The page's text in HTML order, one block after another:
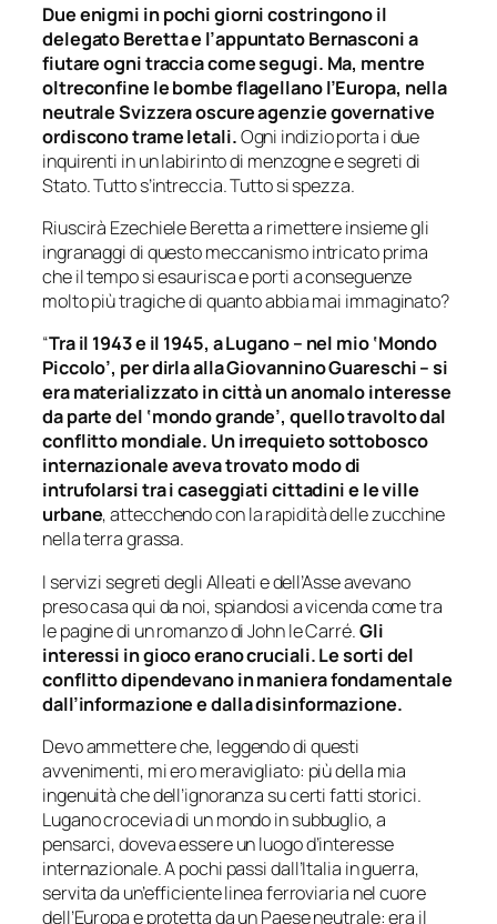
Due enigmi in pochi giorni costringono il
delegato Beretta e l’appuntato Bernasconi a
fiutare ogni traccia come segugi. Ma, mentre
oltreconfine le bombe flagellano l’Europa, nella
neutrale Svizzera oscure agenzie governative
ordiscono trame letali.Ogni indizio porta i due
inquirenti in un labirinto di menzogne e segreti di
Stato. Tutto s’intreccia. Tutto si spezza.
Riuscirà Ezechiele Beretta a rimettere insieme gli
ingranaggi di questo meccanismo intricato prima
che il tempo si esaurisca e porti a conseguenze
molto più tragiche di quanto abbia mai immaginato?
“Tra il 1943 e il 1945, a Lugano – nel mio ‘Mondo
Piccolo’, per dirla alla Giovannino Guareschi – si
era materializzato in città un anomalo interesse
da parte del ‘mondo grande’, quello travolto dal
conflitto mondiale. Un irrequieto sottobosco
internazionale aveva trovato modo di
intrufolarsi tra i caseggiati cittadini e le ville
urbane, attecchendo con la rapidità delle zucchine
nella terra grassa.
I servizi segreti degli Alleati e dell’Asse avevano
preso casa qui da noi, spiandosi a vicenda come tra
le pagine di un romanzo di John le Carré.Gli
interessi in gioco erano cruciali. Le sorti del
conflitto dipendevano in maniera fondamentale
dall’informazione e dalla disinformazione.
Devo ammettere che, leggendo di questi
avvenimenti, mi ero meravigliato: più della mia
ingenuità che dell’ignoranza su certi fatti storici.
Lugano crocevia di un mondo in subbuglio, a
pensarci, doveva essere un luogo d’interesse
internazionale. A pochi passi dall’Italia in guerra,
servita da un’efficiente linea ferroviaria nel cuore
dell’Europa e protetta da un Paese neutrale: era il